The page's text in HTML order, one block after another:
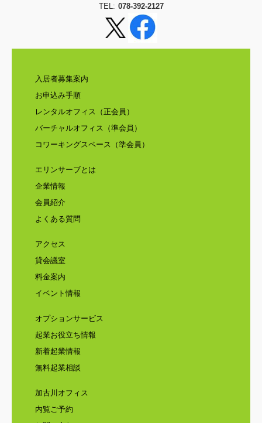
TEL: 078-392-2127
入居者募集案内
お申込み手順
レンタルオフィス（正会員）
バーチャルオフィス（準会員）
コワーキングスペース（準会員）
エリンサーブとは
企業情報
会員紹介
よくある質問
アクセス
貸会議室
料金案内
イベント情報
オプションサービス
起業お役立ち情報
新着起業情報
無料起業相談
加古川オフィス
内覧ご予約